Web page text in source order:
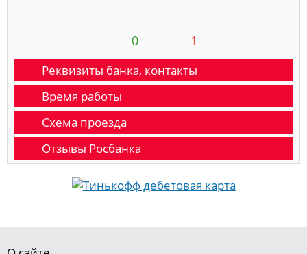
0 1
Реквизиты банка, контакты
Время работы
Схема проезда
Отзывы Росбанка